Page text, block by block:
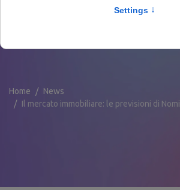
Home
News
Il mercato immobiliare: le previsioni di